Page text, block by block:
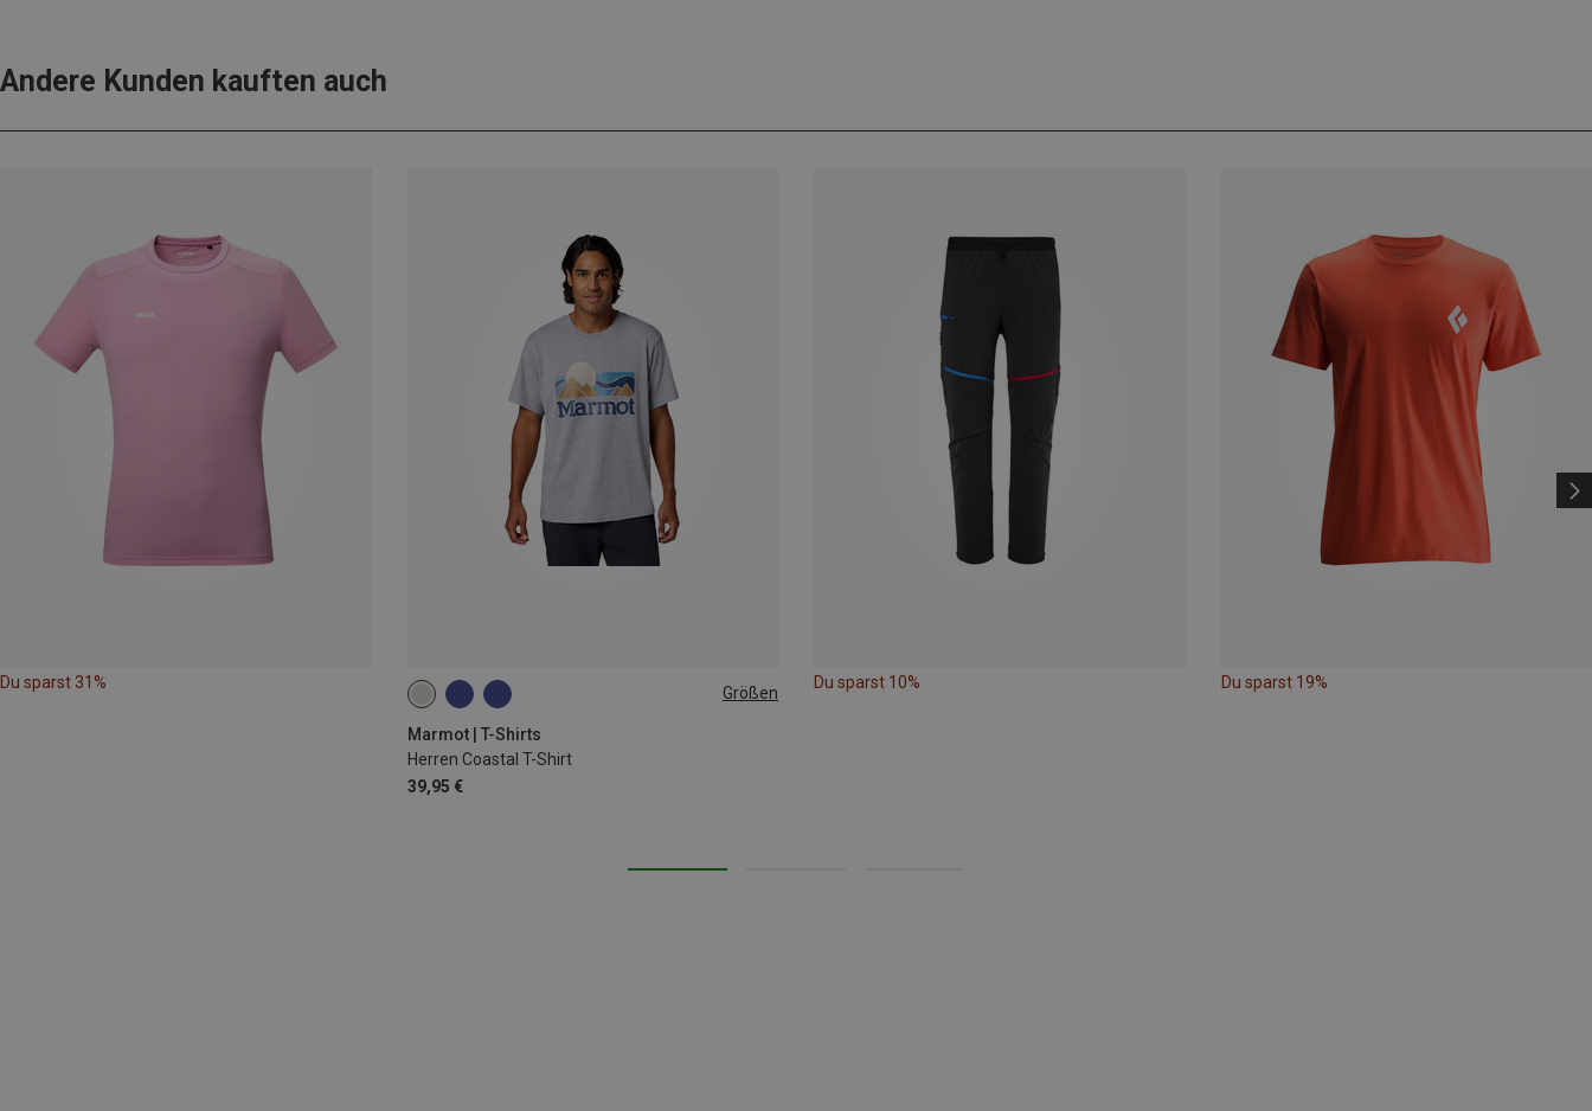
Andere Kunden kauften auch
Du sparst 31%
Größen
Marmot | T-Shirts
Herren Coastal T-Shirt
39,95 €
S M L
Du sparst 10% Du sparst 19%